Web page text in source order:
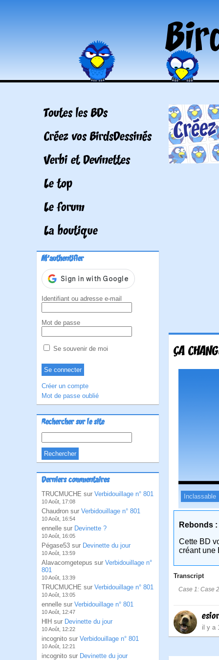
Toutes les BDs
Créez vos BirdsDessinés
Verbi et Devinettes
Le top
Le forum
La boutique
M'authentifier
Identifiant ou adresse e-mail
Mot de passe
Se souvenir de moi
Créer un compte
Mot de passe oublié
Rechercher sur le site
Derniers commentaires
TRUCMUCHE sur Verbidouillage n° 801
10 Août, 17:08
Chaudron sur Verbidouillage n° 801
10 Août, 16:54
ennelle sur Devinette ?
10 Août, 16:05
Pégase53 sur Devinette du jour
10 Août, 13:59
Alavacomgetepus sur Verbidouillage n°
801
10 Août, 13:39
TRUCMUCHE sur Verbidouillage n° 801
10 Août, 13:05
ennelle sur Verbidouillage n° 801
10 Août, 12:47
HlH sur Devinette du jour
10 Août, 12:22
incognito sur Verbidouillage n° 801
10 Août, 12:21
incognito sur Devinette du jour
ÇA
Inclassable
Rebonds :
Cette BD
créant une
Transcript
Case 1: Case
il y a